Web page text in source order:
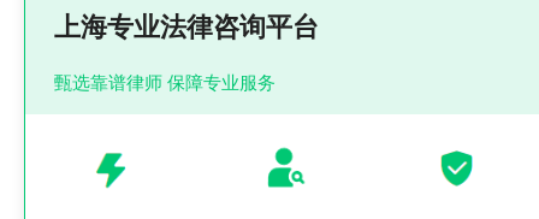
上海专业法律咨询平台
甄选靠谱律师 保障专业服务